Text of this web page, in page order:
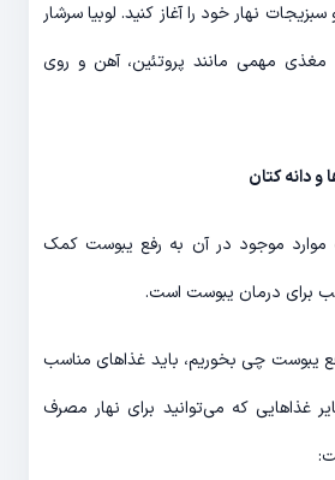
نهار خود را آغاز کنید. لوبیا سرشار
مغذی مهمی مانند پروتئین، آهن و روی
و دانه کتان
موارد موجود در آن به رفع یبوست کمک
برای درمان یبوست است.
رفع یبوست چی بخوریم، باید غذاهای مناسب
غذاهایی که می‌توانید برای نهار مصرف